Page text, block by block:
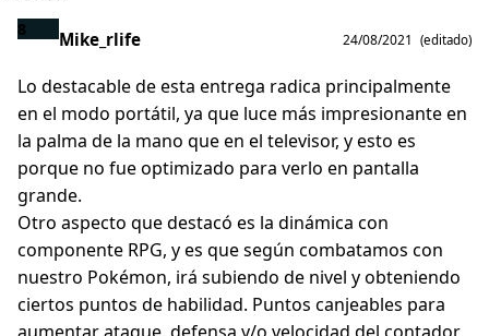
8 Mike_rlife 24/08/2021 (editado)
Lo destacable de esta entrega radica principalmente
en el modo portátil, ya que luce más impresionante en
la palma de la mano que en el televisor, y esto es
porque no fue optimizado para verlo en pantalla
grande.
Otro aspecto que destacó es la dinámica con
componente RPG, y es que según combatamos con
nuestro Pokémon, irá subiendo de nivel y obteniendo
ciertos puntos de habilidad. Puntos canjeables para